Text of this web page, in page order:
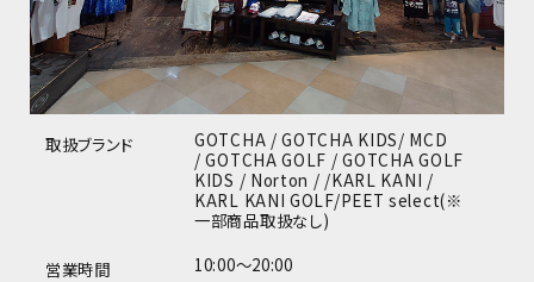
サイズ
S
M
L
XL
XXL
XXXL
29inc
30inc
32inc
36inc
38inc
40inc
KIDS
取扱ブランド
GOTCHA / GOTCHA KIDS/ MCD
/ GOTCHA GOLF / GOTCHA GOLF
KIDS / Norton / /KARL KANI /
KARL KANI GOLF/PEET select(※
一部商品取扱なし)
営業時間 10:00～20:00